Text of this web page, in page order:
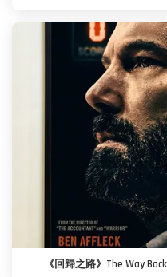
《回歸之路》The Way